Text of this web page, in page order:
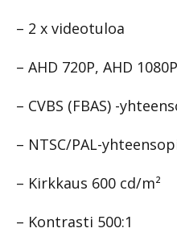
– 2 x videotuloa
– AHD 720P, AHD
– CVBS (FBAS) -
– NTSC/PAL-
– Kirkkaus 600 cd/m²
– Kontrasti 500:1